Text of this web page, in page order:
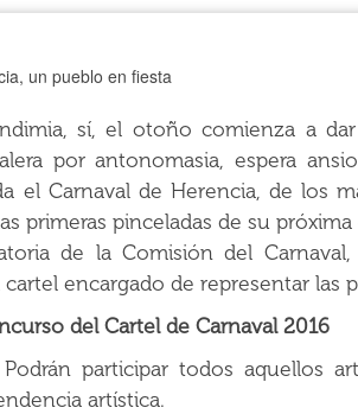
sí, el otoño comienza a
por antonomasia, espera
el Carnaval de Herencia, de los
primeras pinceladas de su
de la Comisión del
encargado de representar las
del Cartel de Carnaval 2016
Podrán participar todos aquellos
artística.